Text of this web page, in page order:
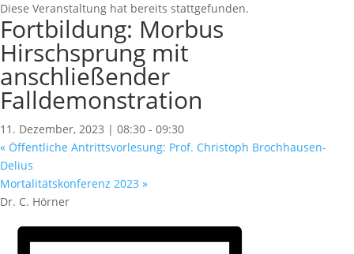
Diese Veranstaltung hat bereits stattgefunden.
Fortbildung: Morbus
Hirschsprung mit
anschließender
Falldemonstration
11. Dezember, 2023 | 08:30 - 09:30
« Öffentliche Antrittsvorlesung: Prof. Christoph Brochhausen-
Delius
Mortalitätskonferenz 2023 »
Dr. C. Hörner